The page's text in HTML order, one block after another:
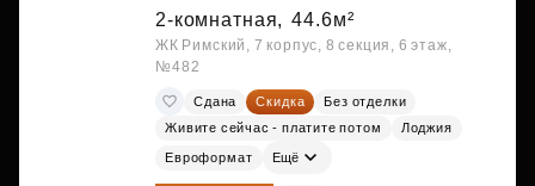
2-комнатная, 44.6м²
ЖК Римский, 7 корпус, 8 секция, 6 этаж,
№482
Сдана Скидка
Без отделки
Живите сейчас - платите потом
Лоджия
Евроформат Ещё